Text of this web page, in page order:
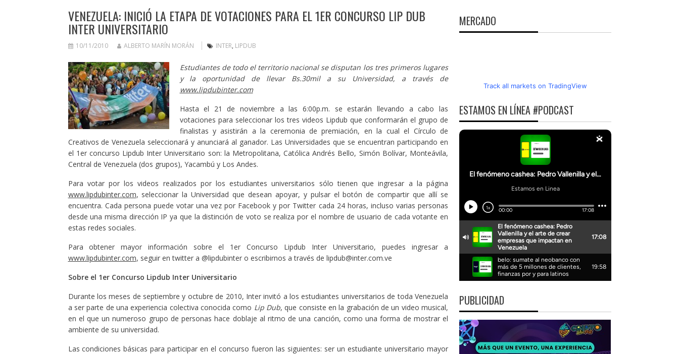
VENEZUELA: INICIÓ LA ETAPA DE VOTACIONES PARA EL 1ER CONCURSO LIP DUB
INTER UNIVERSITARIO
10/11/2010 ALBERTO MARÍN MORÁN INTER, LIPDUB
Estudiantes de todo el territorio nacional se disputan los tres primeros lugares
y la oportunidad de llevar Bs.30mil a su Universidad, a través de
www.lipdubinter.com
Hasta el 21 de noviembre a las 6:00p.m. se estarán llevando a cabo las
votaciones para seleccionar los tres videos Lipdub que conformarán el grupo de
finalistas y asistirán a la ceremonia de premiación, en la cual el Círculo de
Creativos de Venezuela seleccionará y anunciará al ganador. Las Universidades que se encuentran participando en
el 1er concurso Lipdub Inter Universitario son: la Metropolitana, Católica Andrés Bello, Simón Bolívar, Monteávila,
Central de Venezuela (dos grupos), Yacambú y Los Andes.
Para votar por los videos realizados por los estudiantes universitarios sólo tienen que ingresar a la página
www.lipdubinter.com, seleccionar la Universidad que desean apoyar, y pulsar el botón de compartir que allí se
encuentra. Cada persona puede votar una vez por Facebook y por Twitter cada 24 horas, incluso varias personas
desde una misma dirección IP ya que la distinción de voto se realiza por el nombre de usuario de cada votante en
estas redes sociales.
Para obtener mayor información sobre el 1er Concurso Lipdub Inter Universitario, puedes ingresar a
www.lipdubinter.com, seguir en twitter a @lipdubinter o escribirnos a través de lipdub@inter.com.ve
Sobre el 1er Concurso Lipdub Inter Universitario
Durante los meses de septiembre y octubre de 2010, Inter invitó a los estudiantes universitarios de toda Venezuela
a ser parte de una experiencia colectiva conocida como Lip Dub, que consiste en la grabación de un video musical,
en el que un numeroso grupo de personas hace doblaje al ritmo de una canción, como una forma de mostrar el
ambiente de su universidad.
Las condiciones básicas para participar en el concurso fueron las siguientes: ser un estudiante universitario mayor
MERCADO
Track all markets on TradingView
ESTAMOS EN LÍNEA #PODCAST
PUBLICIDAD